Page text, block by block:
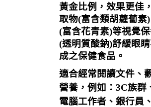
黃金比例，效果更佳
取物(富含類胡蘿蔔素)
(富含花青素)等視覺
(透明質酸鈉)舒緩眼
成之保健食品。
適合經常閱讀文件、
營養，例如： 3C族群
電腦工作者、銀行員